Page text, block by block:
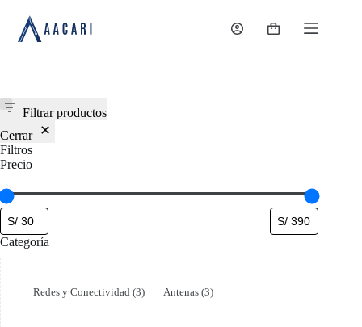
contenido
Carro
Filtrar productos
Cerrar
Filtros
Precio
Categoría
Categoría
Redes y Conectividad (3) Antenas (3)